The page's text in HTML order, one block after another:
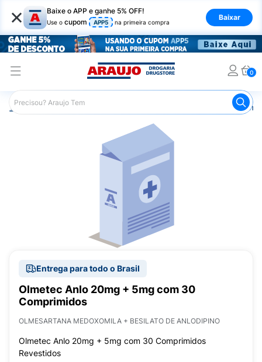
× Baixe o APP e ganhe 5% OFF!
Use o cupom APP5 na primeira compra
Baixar
0
Araujo Medicamentos
Entrega para todo o Brasil
Olmetec Anlo 20mg + 5mg com 30
Comprimidos
OLMESARTANA MEDOXOMILA + BESILATO DE ANLODIPINO
Olmetec Anlo 20mg + 5mg com 30 Comprimidos
Revestidos